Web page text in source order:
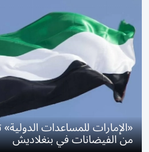
«الإمارات للمساعدات
من الفيضانات في بنغلاديش